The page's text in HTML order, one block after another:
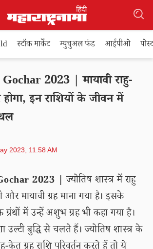
स्टॉक मार्केट म्युचुअल फंड आईपीओ
2023 | मायावी राहु-
इन राशियों के जीवन में
2023, 11.58 AM
2023 | ज्योतिष शास्त्र में राहु
मायावी ग्रह माना गया है। इसके
ग्रंथों में उन्हें अशुभ ग्रह भी कहा गया है।
उल्टी बुद्धि से चलते हैं। ज्योतिष शास्त्र के